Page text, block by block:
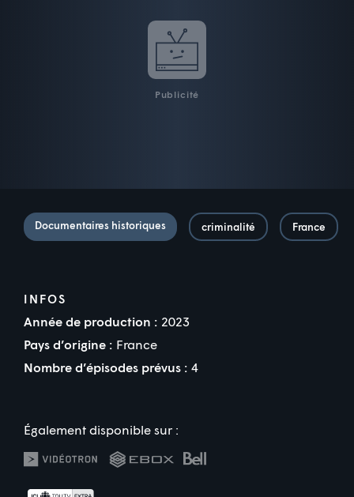
Publicité
Documentaires historiques criminalité France
INFOS
Année de production : 2023
Pays d’origine : France
Nombre d’épisodes prévus : 4
Également disponible sur :